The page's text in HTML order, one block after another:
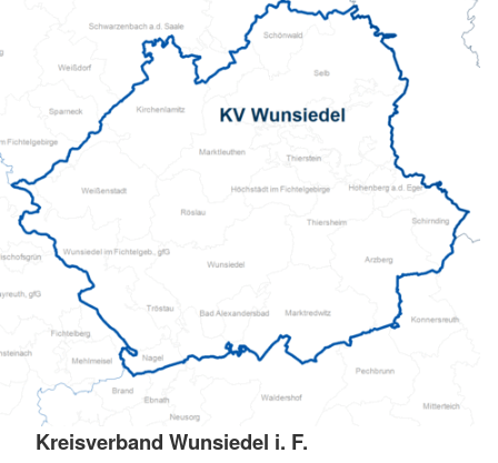
Kreisverband Wunsiedel i. F.